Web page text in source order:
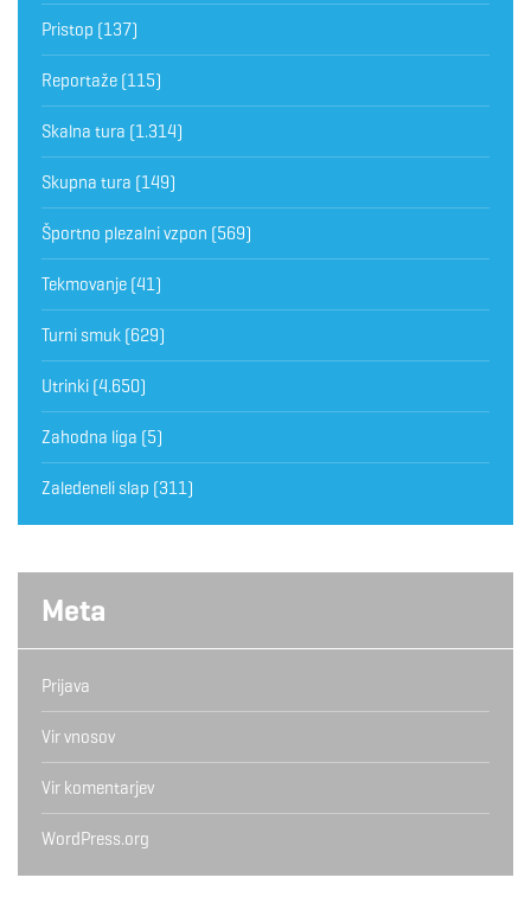
Pristop (137)
Reportaže (115)
Skalna tura (1.314)
Skupna tura (149)
Športno plezalni vzpon (569)
Tekmovanje (41)
Turni smuk (629)
Utrinki (4.650)
Zahodna liga (5)
Zaledeneli slap (311)
Meta
Prijava
Vir vnosov
Vir komentarjev
WordPress.org